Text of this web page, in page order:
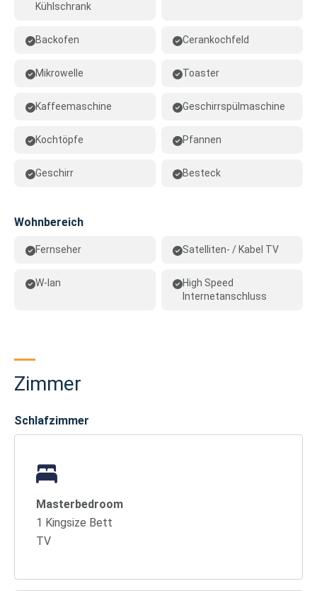
Kühlschrank
Backofen Cerankochfeld
Mikrowelle Toaster
Kaffeemaschine Geschirrspülmaschine
Kochtöpfe Pfannen
Geschirr Besteck
Wohnbereich
Fernseher Satelliten- / Kabel TV
W-lan
High Speed
Internetanschluss
Zimmer
Schlafzimmer
Masterbedroom
1 Kingsize Bett
TV